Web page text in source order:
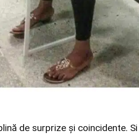
de surprize și coincidente.